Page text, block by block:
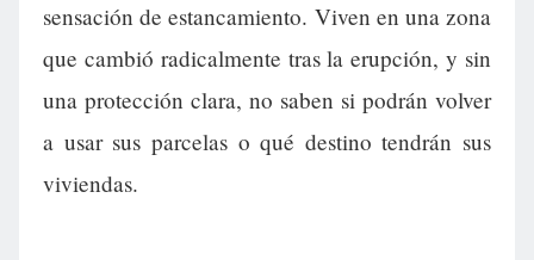
sensación de estancamiento. Viven en una zona
que cambió radicalmente tras la erupción, y sin
una protección clara, no saben si podrán volver
a usar sus parcelas o qué destino tendrán sus
viviendas.